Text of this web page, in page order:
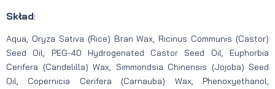
Skład:
Aqua, Oryza Sativa (Rice) Bran Wax, Ricinus Communis (Castor)
Seed Oil, PEG-40 Hydrogenated Castor Seed Oil, Euphorbia
Cerifera (Candelilla) Wax, Simmondsia Chinensis (Jojoba) Seed
Oil, Copernicia Cerifera (Carnauba) Wax, Phenoxyethanol,